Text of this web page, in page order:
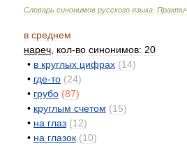
Словарь синонимов русского языка
в среднем
нареч кол-во синонимов: 20
• в круглых цифрах (14)
• где-то (24)
• грубо (87)
• круглым счетом (15)
• на глаз (12)
• на глазок (10)